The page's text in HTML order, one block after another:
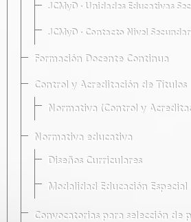
JCMyD · Unidades Educativas
JCMyD · Contacto Nivel
Formación Docente Continua
Control y Acreditación de Títulos
Normativa (Control y
Normativa educativa
Diseños Curriculares
Modalidad Educación Especial
Convocatorias para selección de